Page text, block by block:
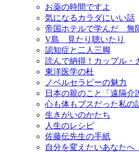
お薬の時間ですよ
気になるカラダにいい話
帝国ホテルで学んだ 無
V島 見たり聴いたり
認知症と二人三脚
読んで納得！カップル・
東洋医学の杜
ノベルセラピーの魅力
日本の親のこと「遠隔介
心も体もブスだった私の
生きがいのかたち
人生のレシピ
佐藤伝先生の手紙
自分を変えたいあなた